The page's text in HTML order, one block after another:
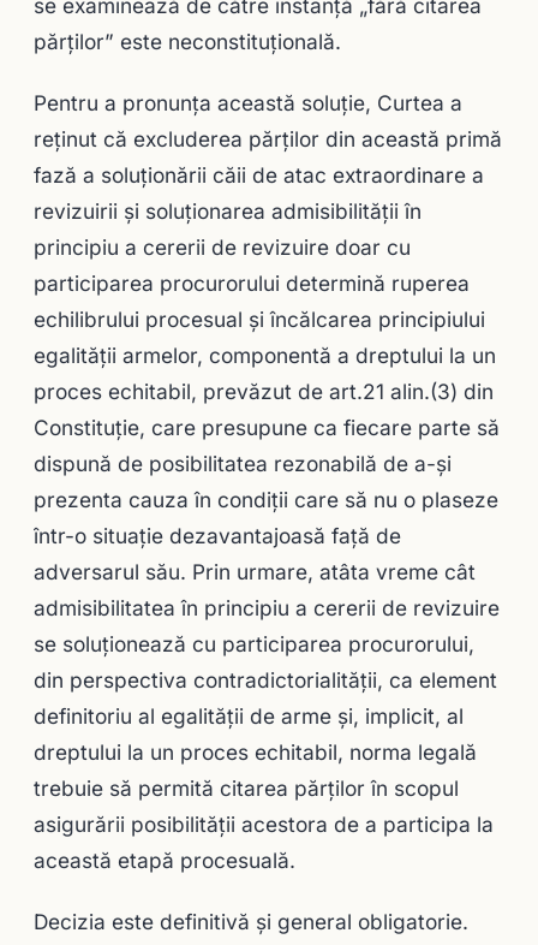
se examinează de către instanță „fără citarea
părților” este neconstituțională.
Pentru a pronunţa această soluţie, Curtea a
reţinut că excluderea părților din această primă
fază a soluționării căii de atac extraordinare a
revizuirii și soluționarea admisibilității în
principiu a cererii de revizuire doar cu
participarea procurorului determină ruperea
echilibrului procesual şi încălcarea principiului
egalităţii armelor, componentă a dreptului la un
proces echitabil, prevăzut de art.21 alin.(3) din
Constituţie, care presupune ca fiecare parte să
dispună de posibilitatea rezonabilă de a-şi
prezenta cauza în condiţii care să nu o plaseze
într-o situaţie dezavantajoasă faţă de
adversarul său. Prin urmare, atâta vreme cât
admisibilitatea în principiu a cererii de revizuire
se soluționează cu participarea procurorului,
din perspectiva contradictorialităţii, ca element
definitoriu al egalităţii de arme şi, implicit, al
dreptului la un proces echitabil, norma legală
trebuie să permită citarea părților în scopul
asigurării posibilităţii acestora de a participa la
această etapă procesuală.
Decizia este definitivă și general obligatorie.